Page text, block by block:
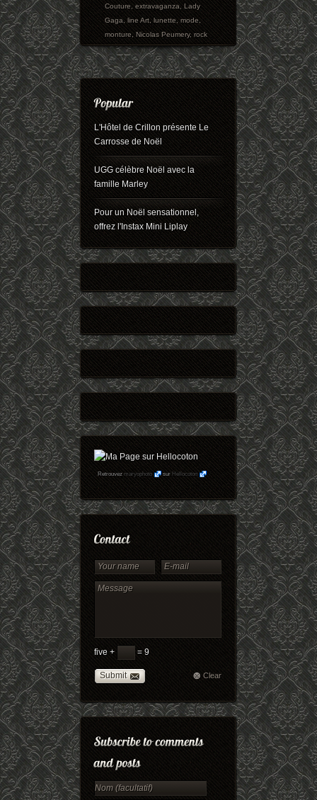
Couture,extravaganza,Lady
Gaga,line Art,lunette,mode,
monture,Nicolas Peumery,rock
L'Hôtel de Crillon présente Le
Carrosse de Noël
UGG célèbre Noël avec la
famille Marley
Pour un Noël sensationnel,
offrez l'Instax Mini Liplay
Retrouvezmaryophoto surHellocoton
five + = 9
Submit Clear